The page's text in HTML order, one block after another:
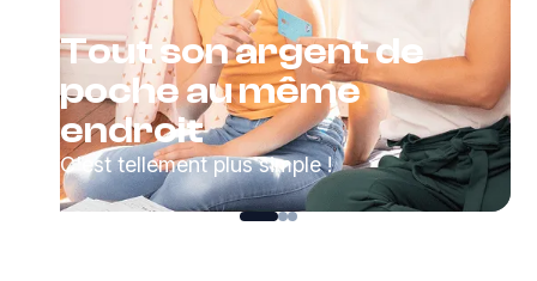
Tout son argent de
poche au même
endroit
C'est tellement plus simple !